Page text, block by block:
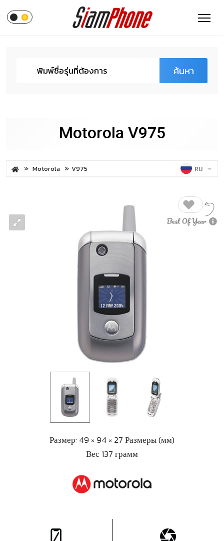
ค้นหา
Motorola V975
Motorola V975 RU
Размер: 49 × 94 × 27 Размеры (мм)
Вес 137 грамм